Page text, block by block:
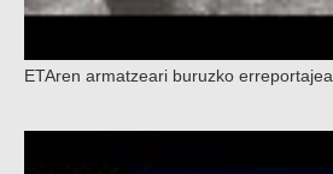
ETAren armatzeari buruzko erreportajea